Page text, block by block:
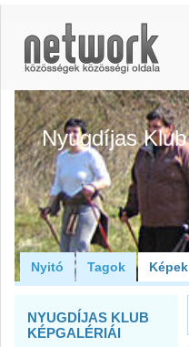
Nyugdíjas Klub
Nyitó Tagok Képek
NYUGDÍJAS KLUB
KÉPGALÉRIÁI